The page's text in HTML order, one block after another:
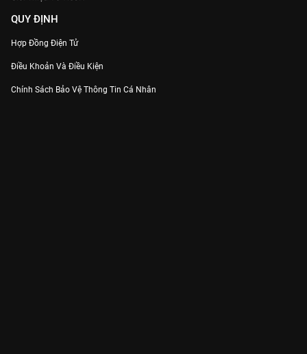
QUY ĐỊNH
Hợp Đồng Điện Tử
Điều Khoản Và Điều Kiện
Chính Sách Bảo Vệ Thông Tin Cá Nhân